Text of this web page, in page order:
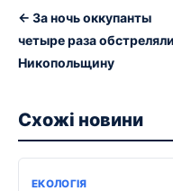
← За ночь оккупанты
четыре раза обстреляли
Никопольщину
Схожі новини
ЕКОЛОГІЯ